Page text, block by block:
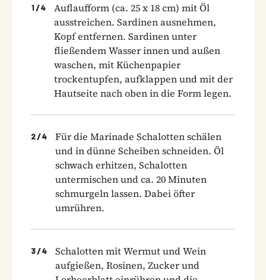
1 /4
Auflaufform (ca. 25 x 18 cm) mit Öl
ausstreichen. Sardinen ausnehmen,
Kopf entfernen. Sardinen unter
fließendem Wasser innen und außen
waschen, mit Küchenpapier
trockentupfen, aufklappen und mit der
Hautseite nach oben in die Form legen.
2 /4
Für die Marinade Schalotten schälen
und in dünne Scheiben schneiden. Öl
schwach erhitzen, Schalotten
untermischen und ca. 20 Minuten
schmurgeln lassen. Dabei öfter
umrühren.
3 /4
Schalotten mit Wermut und Wein
aufgießen, Rosinen, Zucker und